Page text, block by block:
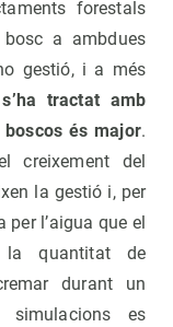
forestals
a ambdues
gestió, i a més
tractat amb
és major.
creixement del
la gestió i, per
l’aigua que el
la quantitat de
durant un
simulacions es